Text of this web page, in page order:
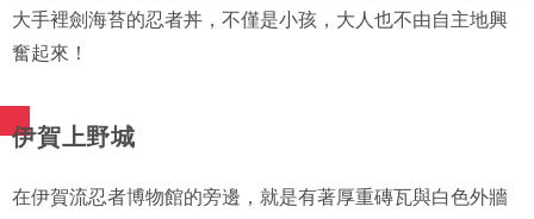
大手裡劍海苔的忍者丼，不僅是小孩，大人也不由自主地興
奮起來！
伊賀上野城
在伊賀流忍者博物館的旁邊，就是有著厚重磚瓦與白色外牆